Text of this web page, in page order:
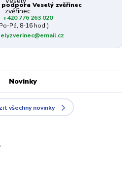
podpora Veselý zvěřinec
+420 776 263 020
Pá, 8-16 hod.)
Novinky
všechny novinky